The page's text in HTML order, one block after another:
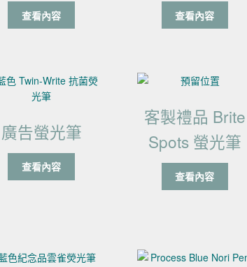
查看內容 查看內容
廣告螢光筆
查看內容
客製禮品 Brite
Spots 螢光筆
查看內容